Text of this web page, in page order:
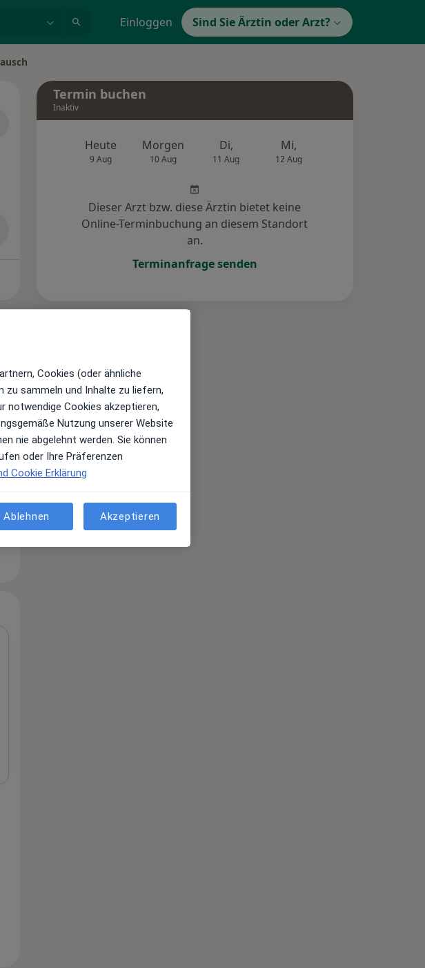
Einloggen Sind Sie Ärztin oder Arzt?
Termin buchen
Inaktiv
Heute
9 Aug
Morgen
10 Aug
Di,
11 Aug
Mi,
12 Aug
Dieser Arzt bzw. diese Ärztin bietet keine
Online-Terminbuchung an diesem Standort
an.
Terminanfrage senden
Cookies (oder ähnliche
zu sammeln und Inhalte zu liefern,
notwendige Cookies akzeptieren,
Nutzung unserer Website
nie abgelehnt werden. Sie können
oder Ihre Präferenzen
Cookie Erklärung
Ablehnen Akzeptieren